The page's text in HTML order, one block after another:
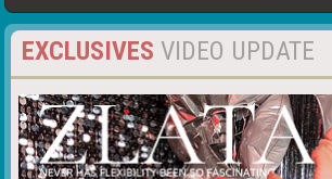
EXCLUSIVES VIDEO UPDATE